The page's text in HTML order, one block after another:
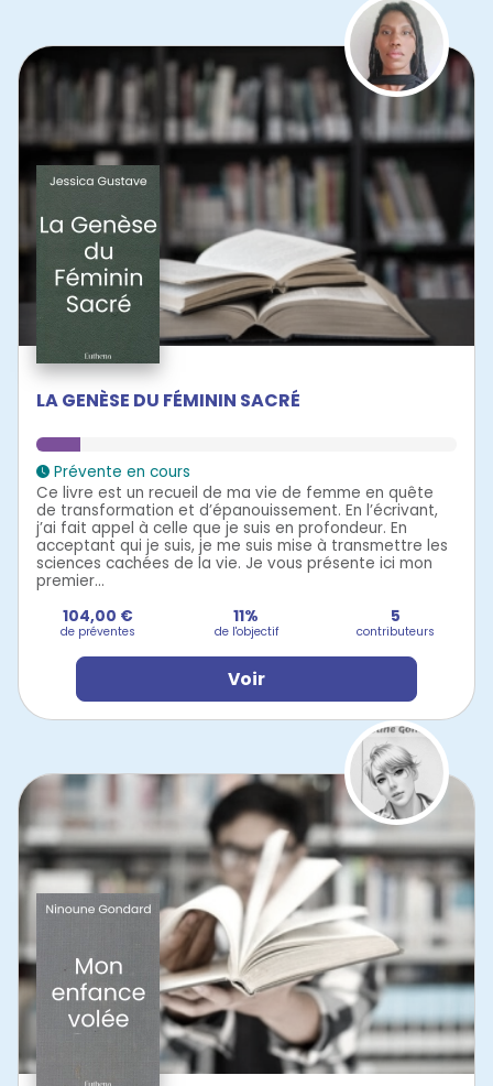
LA GENÈSE DU FÉMININ SACRÉ
Prévente en cours
Ce livre est un recueil de ma vie de femme en quête
de transformation et d’épanouissement. En l’écrivant,
j’ai fait appel à celle que je suis en profondeur. En
acceptant qui je suis, je me suis mise à transmettre les
sciences cachées de la vie. Je vous présente ici mon
premier...
104,00 €
de préventes
11%
de l'objectif
5
contributeurs
Voir